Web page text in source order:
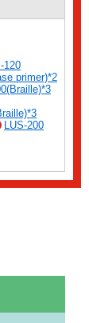
120
primer)*2
LUS-200